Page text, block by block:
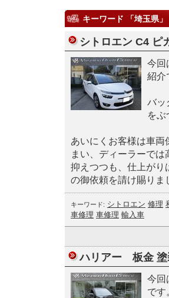
キーワード 「埼玉県
シトロエン C4
今回
紹介
バッ
をぶ
あいにくお客様は車
まい、ディーラーで
抑えつつも、仕上がり
の御依頼を請け賜りま
キーワード: シトロエン 修理
車修理 車修理 輸入車
ハリアー 板金
今回
です